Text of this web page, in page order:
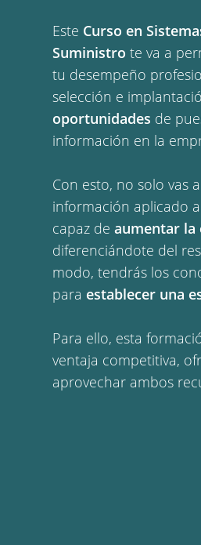
Este Curso en
Suministro te va a
tu desempeño
selección e
oportunidades de
información en la
Con esto, no solo vas
información aplicado
capaz deaumentar
diferenciándote del
modo, tendrás los
para establecer una
Para ello, esta
ventaja competitiva,
aprovechar ambos